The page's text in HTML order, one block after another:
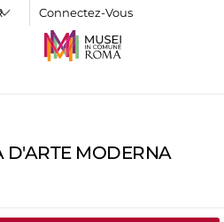
Connectez-Vous
D'ARTE MODERNA